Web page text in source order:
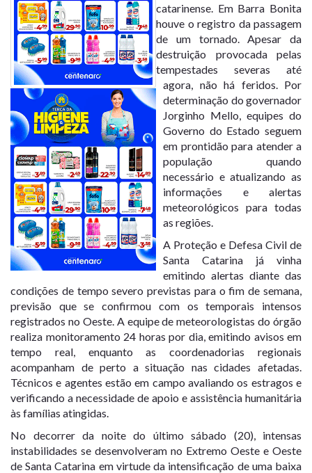
catarinense. Em Barra Bonita
houve o registro da passagem
de um tornado. Apesar da
destruição provocada pelas
tempestades severas até
agora, não há feridos. Por
determinação do governador
Jorginho Mello, equipes do
Governo do Estado seguem
em prontidão para atender a
população quando
necessário e atualizando as
informações e alertas
meteorológicos para todas
as regiões.
A Proteção e Defesa Civil de
Santa Catarina já vinha
emitindo alertas diante das
condições de tempo severo previstas para o fim de semana,
previsão que se confirmou com os temporais intensos
registrados no Oeste. A equipe de meteorologistas do órgão
realiza monitoramento 24 horas por dia, emitindo avisos em
tempo real, enquanto as coordenadorias regionais
acompanham de perto a situação nas cidades afetadas.
Técnicos e agentes estão em campo avaliando os estragos e
verificando a necessidade de apoio e assistência humanitária
às famílias atingidas.
No decorrer da noite do último sábado (20), intensas
instabilidades se desenvolveram no Extremo Oeste e Oeste
de Santa Catarina em virtude da intensificação de uma baixa